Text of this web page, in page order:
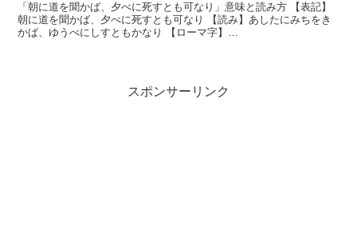
「朝に道を聞かば、夕べに死すとも可なり」意味と読み方 【表記】
朝に道を聞かば、夕べに死すとも可なり 【読み】あしたにみちをき
かば、ゆうべにしすともかなり 【ローマ字】
スポンサーリンク